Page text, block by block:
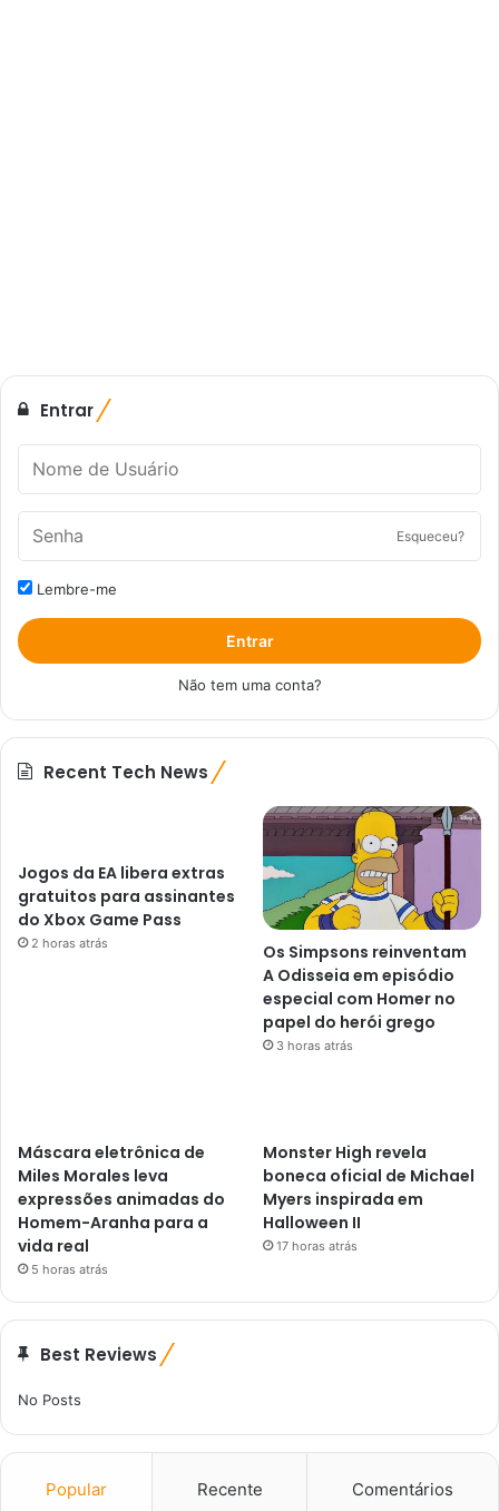
Entrar
Esqueceu?
Lembre-me
Entrar
Não tem uma conta?
Recent Tech News
Jogos da EA libera extras
gratuitos para assinantes
do Xbox Game Pass
2 horas atrás
Os Simpsons reinventam
A Odisseia em episódio
especial com Homer no
papel do herói grego
3 horas atrás
Máscara eletrônica de
Miles Morales leva
expressões animadas do
Homem-Aranha para a
vida real
5 horas atrás
Monster High revela
boneca oficial de Michael
Myers inspirada em
Halloween II
17 horas atrás
Best Reviews
No Posts
Popular Recente Comentários